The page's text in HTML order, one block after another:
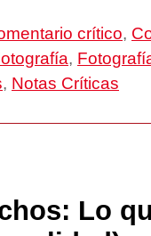
crítico,
,
, Notas Críticas
Lo